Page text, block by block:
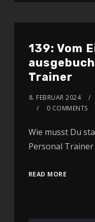
139: Vom
Trainer
8. FEBRUAR 2024
0 COMMENTS
Wie musst Du
Personal
READ MORE